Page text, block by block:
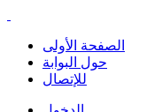
الصفحة الأولى
حول البوابة
للإتصال